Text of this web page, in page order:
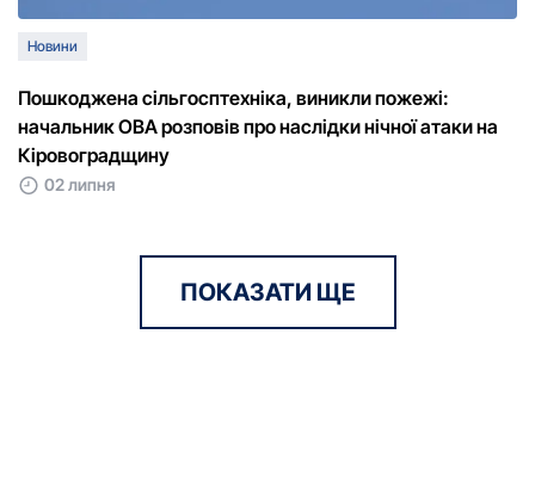
Новини
Пошкоджена сільгосптехніка, виникли пожежі:
начальник ОВА розповів про наслідки нічної атаки на
Кіровоградщину
02 липня
ПОКАЗАТИ ЩЕ